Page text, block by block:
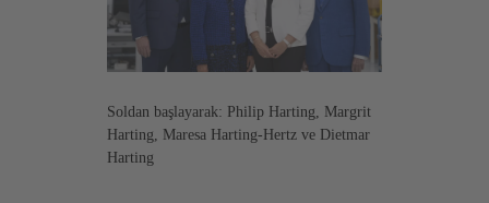
Soldan başlayarak: Philip Harting, Margrit
Harting, Maresa Harting-Hertz ve Dietmar
Harting